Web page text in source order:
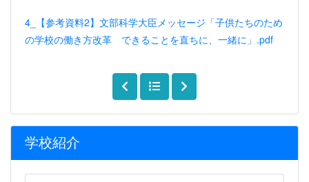
学校紹介
4_【参考資料2】文部科学大臣メッセージ「子供たちのため
の学校の働き方改革 できることを直ちに、一緒に」.pdf